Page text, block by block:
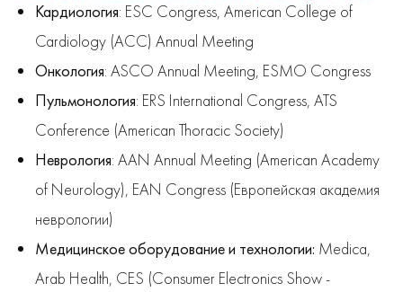
Кардиология: ESC Congress, American College of
Cardiology (ACC) Annual Meeting
Онкология: ASCO Annual Meeting, ESMO Congress
Пульмонология: ERS International Congress, ATS
Conference (American Thoracic Society)
Неврология: AAN Annual Meeting (American Academy
of Neurology), EAN Congress (Европейская академия
неврологии)
Медицинское оборудование и технологии: Medica,
Arab Health, CES (Consumer Electronics Show -